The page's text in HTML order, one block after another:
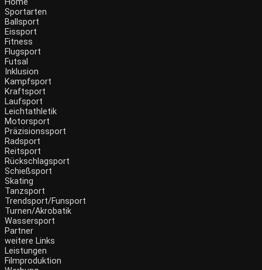
Home
Sportarten
Ballsport
Eissport
Fitness
Flugsport
Futsal
Inklusion
Kampfsport
Kraftsport
Laufsport
Leichtathletik
Motorsport
Präzisionssport
Radsport
Reitsport
Rückschlagsport
Schießsport
Skating
Tanzsport
Trendsport/Funsport
Turnen/Akrobatik
Wassersport
Partner
weitere Links
Leistungen
Filmproduktion